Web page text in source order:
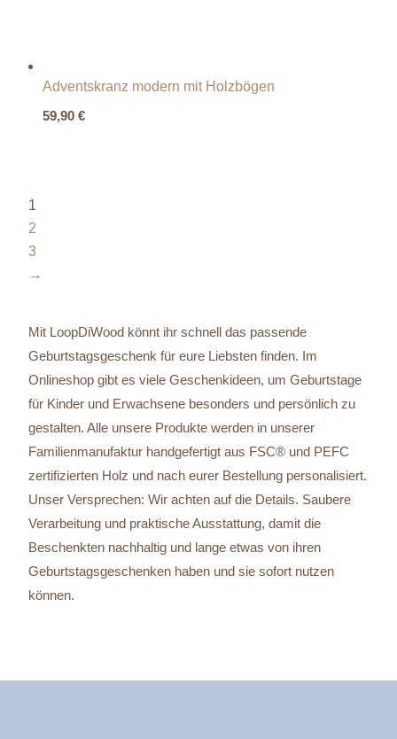
Adventskranz modern mit Holzbögen
59,90€
1
2
3
→
Mit LoopDiWood könnt ihr schnell das passende
Geburtstagsgeschenk für eure Liebsten finden. Im
Onlineshop gibt es viele Geschenkideen, um Geburtstage
für Kinder und Erwachsene besonders und persönlich zu
gestalten. Alle unsere Produkte werden in unserer
Familienmanufaktur handgefertigt aus FSC® und PEFC
zertifizierten Holz und nach eurer Bestellung personalisiert.
Unser Versprechen: Wir achten auf die Details. Saubere
Verarbeitung und praktische Ausstattung, damit die
Beschenkten nachhaltig und lange etwas von ihren
Geburtstagsgeschenken haben und sie sofort nutzen
können.